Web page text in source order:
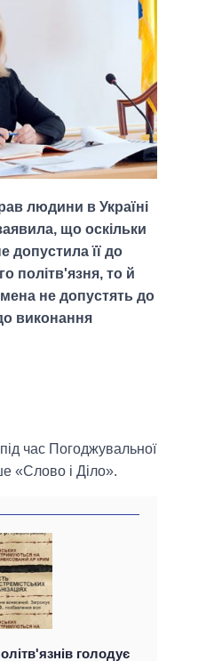
людини в Україні
що оскільки
допустила її до
політв'язня, то й
не допустять до
виконання
час Погоджувальної
«Слово і Діло».
голодує